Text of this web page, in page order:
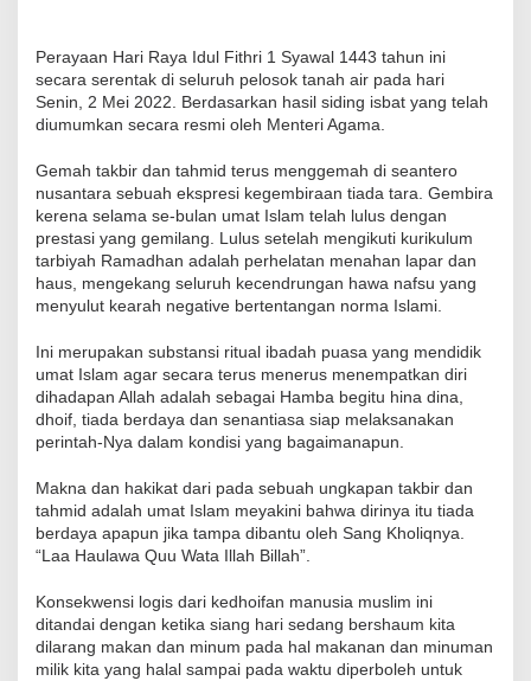
Perayaan Hari Raya Idul Fithri 1 Syawal 1443 tahun ini
secara serentak di seluruh pelosok tanah air pada hari
Senin, 2 Mei 2022. Berdasarkan hasil siding isbat yang telah
diumumkan secara resmi oleh Menteri Agama.
Gemah takbir dan tahmid terus menggemah di seantero
nusantara sebuah ekspresi kegembiraan tiada tara. Gembira
kerena selama se-bulan umat Islam telah lulus dengan
prestasi yang gemilang. Lulus setelah mengikuti kurikulum
tarbiyah Ramadhan adalah perhelatan menahan lapar dan
haus, mengekang seluruh kecendrungan hawa nafsu yang
menyulut kearah negative bertentangan norma Islami.
Ini merupakan substansi ritual ibadah puasa yang mendidik
umat Islam agar secara terus menerus menempatkan diri
dihadapan Allah adalah sebagai Hamba begitu hina dina,
dhoif, tiada berdaya dan senantiasa siap melaksanakan
perintah-Nya dalam kondisi yang bagaimanapun.
Makna dan hakikat dari pada sebuah ungkapan takbir dan
tahmid adalah umat Islam meyakini bahwa dirinya itu tiada
berdaya apapun jika tampa dibantu oleh Sang Kholiqnya.
“Laa Haulawa Quu Wata Illah Billah”.
Konsekwensi logis dari kedhoifan manusia muslim ini
ditandai dengan ketika siang hari sedang bershaum kita
dilarang makan dan minum pada hal makanan dan minuman
milik kita yang halal sampai pada waktu diperboleh untuk